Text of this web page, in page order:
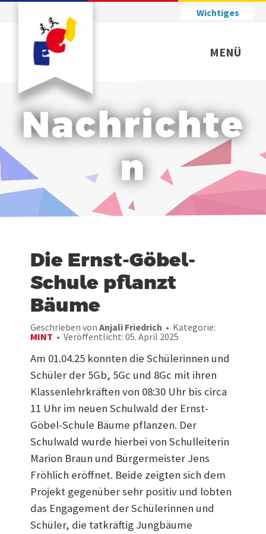
Wichtiges
MENÜ
Nachrichte
n
Die Ernst-Göbel-
Schule pflanzt
Bäume
Geschrieben von Anjali Friedrich
Kategorie:
MINT
Veröffentlicht: 05. April 2025
Am 01.04.25 konnten die Schülerinnen und
Schüler der 5Gb, 5Gc und 8Gc mit ihren
Klassenlehrkräften von 08:30 Uhr bis circa
11 Uhr im neuen Schulwald der Ernst-
Göbel-Schule Bäume pflanzen. Der
Schulwald wurde hierbei von Schulleiterin
Marion Braun und Bürgermeister Jens
Fröhlich eröffnet. Beide zeigten sich dem
Projekt gegenüber sehr positiv und lobten
das Engagement der Schülerinnen und
Schüler, die tatkräftig Jungbäume